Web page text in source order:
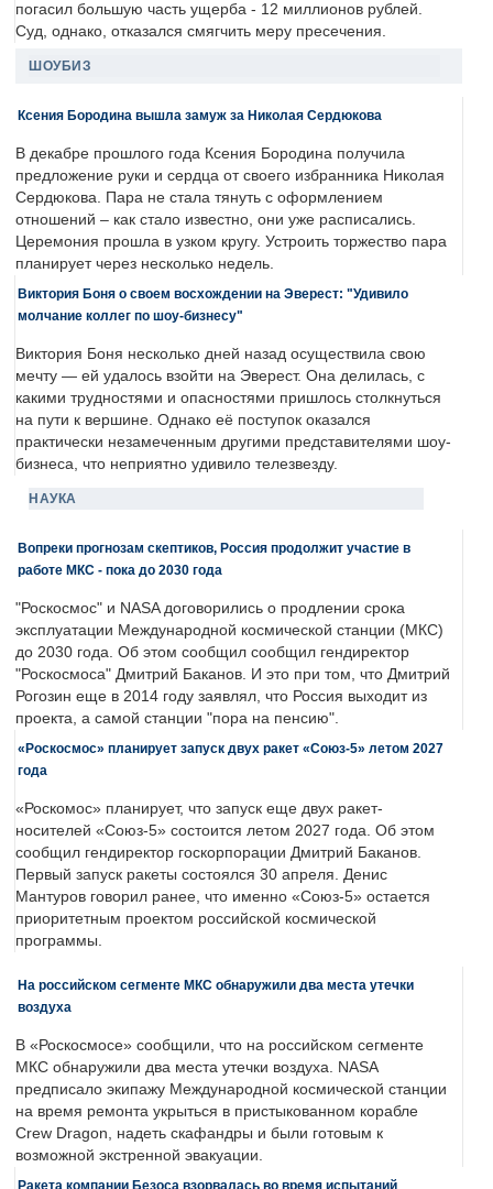
погасил большую часть ущерба - 12 миллионов рублей.
Суд, однако, отказался смягчить меру пресечения.
ШОУБИЗ
Ксения Бородина вышла замуж за Николая Сердюкова
В декабре прошлого года Ксения Бородина получила
предложение руки и сердца от своего избранника Николая
Сердюкова. Пара не стала тянуть с оформлением
отношений – как стало известно, они уже расписались.
Церемония прошла в узком кругу. Устроить торжество пара
планирует через несколько недель.
Виктория Боня о своем восхождении на Эверест: "Удивило
молчание коллег по шоу-бизнесу"
Виктория Боня несколько дней назад осуществила свою
мечту — ей удалось взойти на Эверест. Она делилась, с
какими трудностями и опасностями пришлось столкнуться
на пути к вершине. Однако её поступок оказался
практически незамеченным другими представителями шоу-
бизнеса, что неприятно удивило телезвезду.
НАУКА
Вопреки прогнозам скептиков, Россия продолжит участие в
работе МКС - пока до 2030 года
"Роскосмос" и NASA договорились о продлении срока
эксплуатации Международной космической станции (МКС)
до 2030 года. Об этом сообщил сообщил гендиректор
"Роскосмоса" Дмитрий Баканов. И это при том, что Дмитрий
Рогозин еще в 2014 году заявлял, что Россия выходит из
проекта, а самой станции "пора на пенсию".
«Роскосмос» планирует запуск двух ракет «Союз-5» летом 2027
года
«Роскомос» планирует, что запуск еще двух ракет-
носителей «Союз-5» состоится летом 2027 года. Об этом
сообщил гендиректор госкорпорации Дмитрий Баканов.
Первый запуск ракеты состоялся 30 апреля. Денис
Мантуров говорил ранее, что именно «Союз-5» остается
приоритетным проектом российской космической
программы.
На российском сегменте МКС обнаружили два места утечки
воздуха
В «Роскосмосе» сообщили, что на российском сегменте
МКС обнаружили два места утечки воздуха. NASA
предписало экипажу Международной космической станции
на время ремонта укрыться в пристыкованном корабле
Crew Dragon, надеть скафандры и были готовым к
возможной экстренной эвакуации.
Ракета компании Безоса взорвалась во время испытаний